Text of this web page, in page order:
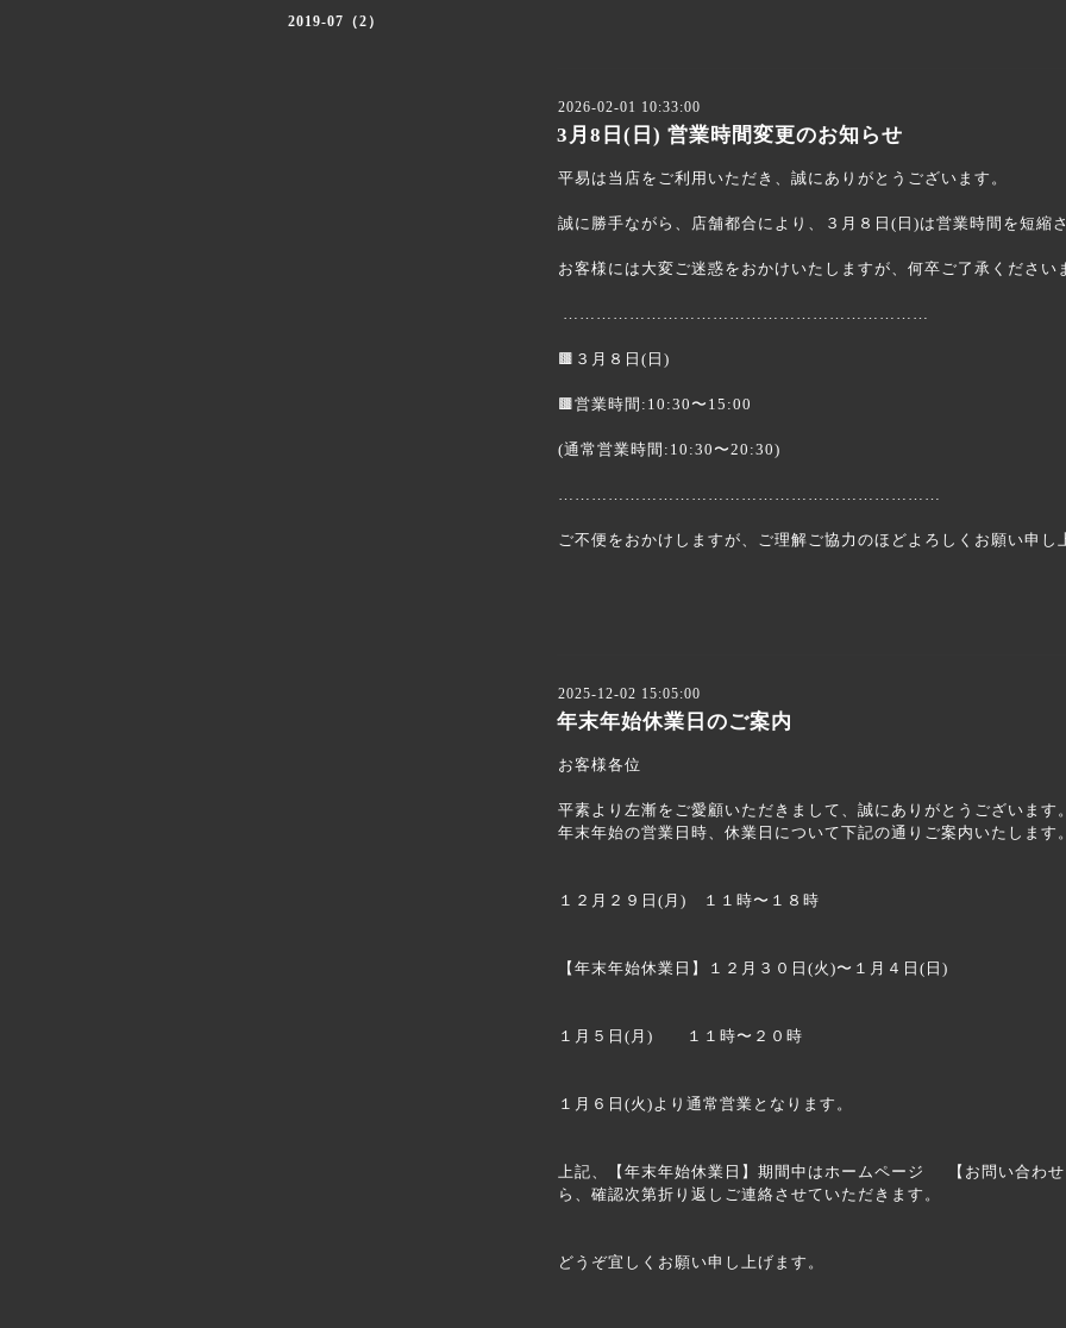
2019-07（2）
2026-02-01 10:33:00
3月8日(日) 営業時間変更のお知らせ
平易は当店をご利用いただき、誠にありがとうございます。
誠に勝手ながら、店舗都合により、３月８日(日)は営業時間を短縮
お客様には大変ご迷惑をおかけいたしますが、何卒ご了承ください
…………………………………………………………
🟫３月８日(日)
🟫営業時間:10:30〜15:00
(通常営業時間:10:30〜20:30)
……………………………………………………………
ご不便をおかけしますが、ご理解ご協力のほどよろしくお願い申し
2025-12-02 15:05:00
年末年始休業日のご案内
お客様各位
平素より左漸をご愛顧いただきまして、誠にありがとうございます。
年末年始の営業日時、休業日について下記の通りご案内いたします。
１２月２９日(月) １１時〜１８時
【年末年始休業日】１２月３０日(火)〜１月４日(日)
１月５日(月) １１時〜２０時
１月６日(火)より通常営業となります。
上記、【年末年始休業日】期間中はホームページ 【お問い合わせ
ら、確認次第折り返しご連絡させていただきます。
どうぞ宜しくお願い申し上げます。